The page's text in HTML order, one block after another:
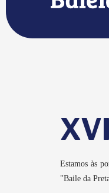
Estamos às
"Baile da